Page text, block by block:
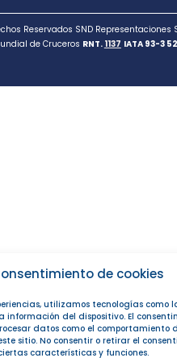
de cookies
utilizamos tecnologías como
del dispositivo. El
datos como el comportamiento
sitio. No consentir o retirar el
características y funciones.
Reservados SND Representaciones
de Cruceros RNT. 1137 IATA 93-3